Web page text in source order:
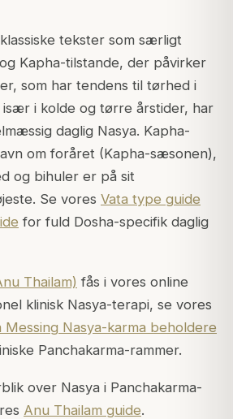
tekster som særligt
Kapha-tilstande, der påvirker
som har tendens til tørhed i
i kolde og tørre årstider, har
daglig Nasya. Kapha-
om foråret (Kapha-sæsonen),
og bihuler er på sit
Se vores Vata type guide
for fuld Dosha-specifik daglig
Thailam) fås i vores online
klinisk Nasya-terapi, se vores
Messing Nasya-karma beholdere
Panchakarma-rammer.
over Nasya i Panchakarma-
Anu Thailam guide.